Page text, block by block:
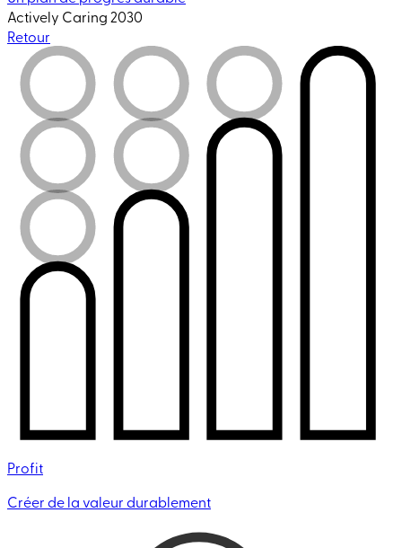
Actively Caring 2030
Retour
Profit
Créer de la valeur durablement